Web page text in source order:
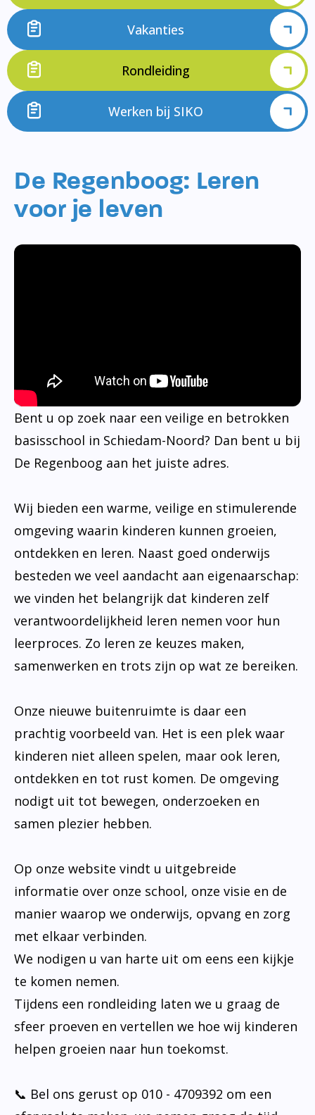
Vakanties
Rondleiding
Werken bij SIKO
De Regenboog: Leren
voor je leven
Bent u op zoek naar een veilige en betrokken
basisschool in Schiedam-Noord? Dan bent u bij
De Regenboog aan het juiste adres.
Wij bieden een warme, veilige en stimulerende
omgeving waarin kinderen kunnen groeien,
ontdekken en leren. Naast goed onderwijs
besteden we veel aandacht aan eigenaarschap:
we vinden het belangrijk dat kinderen zelf
verantwoordelijkheid leren nemen voor hun
leerproces. Zo leren ze keuzes maken,
samenwerken en trots zijn op wat ze bereiken.
Onze nieuwe buitenruimte is daar een
prachtig voorbeeld van. Het is een plek waar
kinderen niet alleen spelen, maar ook leren,
ontdekken en tot rust komen. De omgeving
nodigt uit tot bewegen, onderzoeken en
samen plezier hebben.
Op onze website vindt u uitgebreide
informatie over onze school, onze visie en de
manier waarop we onderwijs, opvang en zorg
met elkaar verbinden.
We nodigen u van harte uit om eens een kijkje
te komen nemen.
Tijdens een rondleiding laten we u graag de
sfeer proeven en vertellen we hoe wij kinderen
helpen groeien naar hun toekomst.
📞 Bel ons gerust op 010 - 4709392 om een